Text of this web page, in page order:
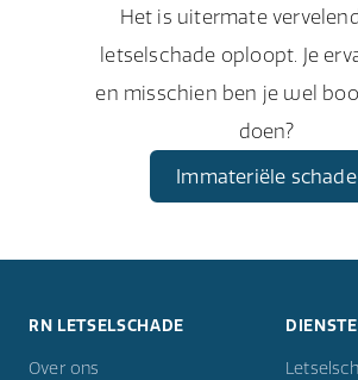
Het is uitermate
letselschade oploopt. Je
en misschien ben je wel
doen?
Immateriële schade
RN LETSELSCHADE
Over ons